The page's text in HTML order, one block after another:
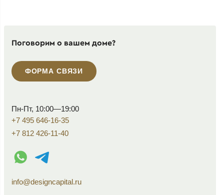
Поговорим о вашем доме?
ФОРМА СВЯЗИ
Пн-Пт, 10:00—19:00
+7 495 646-16-35
+7 812 426-11-40
WhatsApp контакт
Telegram контакт
info@designcapital.ru